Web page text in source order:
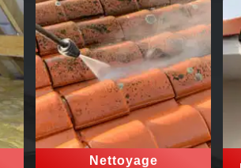
Nettoyage